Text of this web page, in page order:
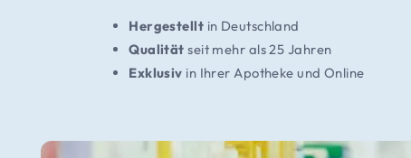
Hergestellt in Deutschland
Qualität seit mehr als 25 Jahren
Exklusiv in Ihrer Apotheke und Online